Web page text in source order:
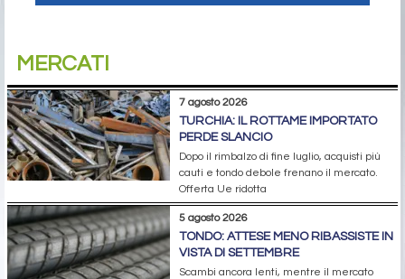
MERCATI
7 agosto 2026
TURCHIA: IL ROTTAME IMPORTATO
PERDE SLANCIO
Dopo il rimbalzo di fine luglio, acquisti più
cauti e tondo debole frenano il mercato.
Offerta Ue ridotta
5 agosto 2026
TONDO: ATTESE MENO RIBASSISTE IN
VISTA DI SETTEMBRE
Scambi ancora lenti, mentre il mercato